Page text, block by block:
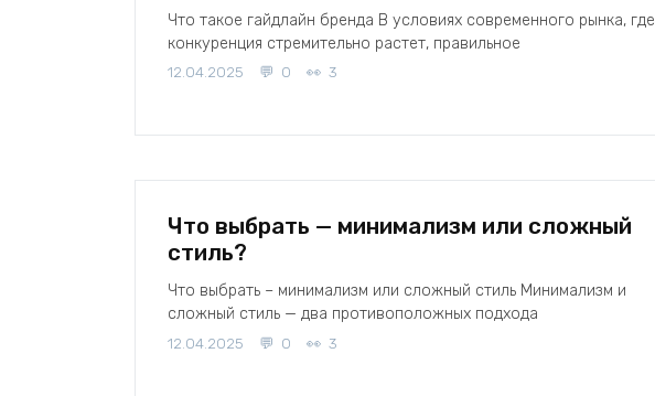
Что такое гайдлайн бренда В условиях современного рынка, где
конкуренция стремительно растет, правильное
12.04.2025 0 3
Что выбрать — минимализм или сложный
стиль?
Что выбрать – минимализм или сложный стиль Минимализм и
сложный стиль — два противоположных подхода
12.04.2025 0 3